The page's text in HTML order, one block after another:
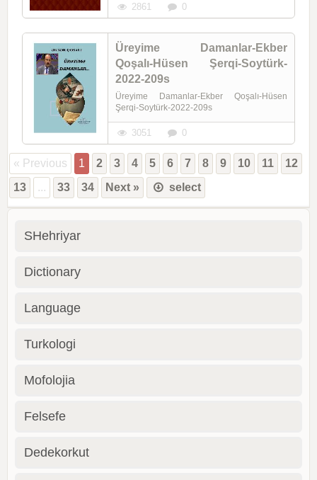
2861 0
Üreyime Damanlar-Ekber
Qoşalı-Hüsen Şerqi-Soytürk-
2022-209s
Üreyime Damanlar-Ekber Qoşalı-Hüsen
Şerqi-Soytürk-2022-209s
3051 0
« Previous 1 2 3 4 5 6 7 8 9 10 11
12
13
... 33 34 Next » select
SHehriyar
Dictionary
Language
Turkologi
Mofolojia
Felsefe
Dedekorkut